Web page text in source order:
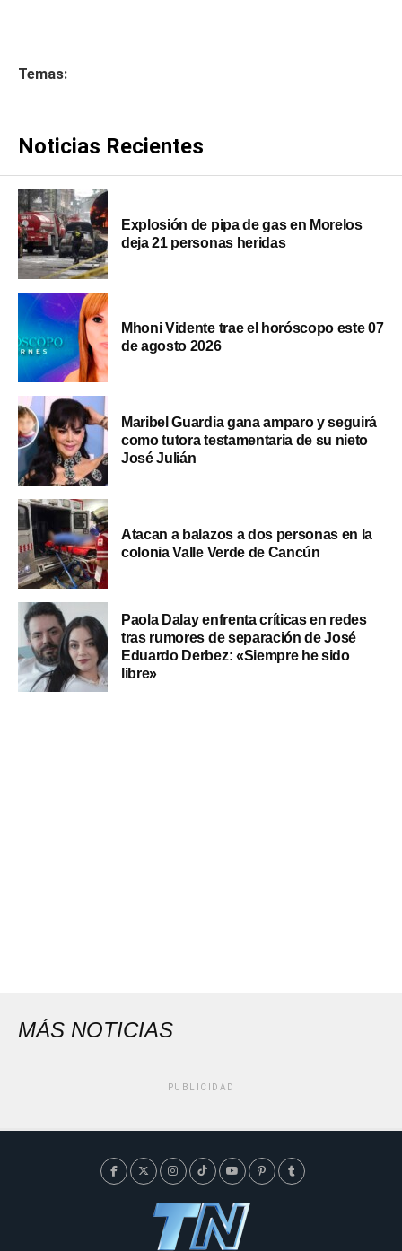
Temas:
Noticias Recientes
Explosión de pipa de gas en Morelos
deja 21 personas heridas
Mhoni Vidente trae el horóscopo este 07
de agosto 2026
Maribel Guardia gana amparo y seguirá
como tutora testamentaria de su nieto
José Julián
Atacan a balazos a dos personas en la
colonia Valle Verde de Cancún
Paola Dalay enfrenta críticas en redes
tras rumores de separación de José
Eduardo Derbez: «Siempre he sido
libre»
MÁS NOTICIAS
PUBLICIDAD